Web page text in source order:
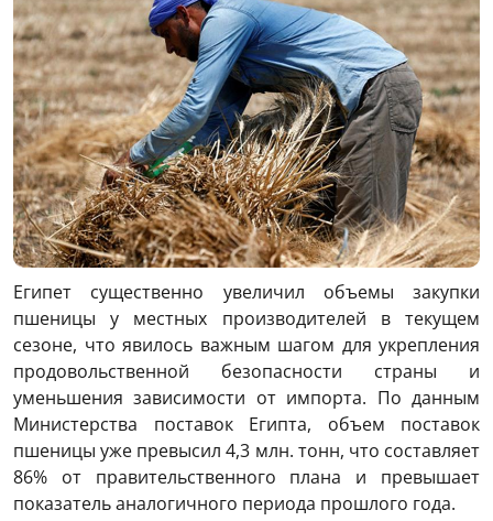
Египет существенно увеличил объемы закупки
пшеницы у местных производителей в текущем
сезоне, что явилось важным шагом для укрепления
продовольственной безопасности страны и
уменьшения зависимости от импорта. По данным
Министерства поставок Египта, объем поставок
пшеницы уже превысил 4,3 млн. тонн, что составляет
86% от правительственного плана и превышает
показатель аналогичного периода прошлого года.